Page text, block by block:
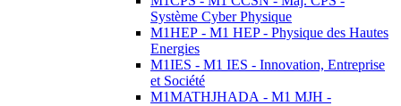
Système Cyber Physique
M1HEP - M1 HEP - Physique des Hautes
Energies
M1IES - M1 IES - Innovation, Entreprise
et Société
M1MATHJHADA - M1 MJH -